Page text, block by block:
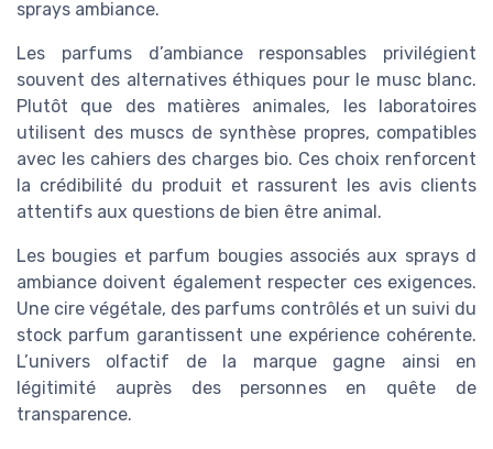
sprays ambiance.
Les parfums d’ambiance responsables privilégient
souvent des alternatives éthiques pour le musc blanc.
Plutôt que des matières animales, les laboratoires
utilisent des muscs de synthèse propres, compatibles
avec les cahiers des charges bio. Ces choix renforcent
la crédibilité du produit et rassurent les avis clients
attentifs aux questions de bien être animal.
Les bougies et parfum bougies associés aux sprays d
ambiance doivent également respecter ces exigences.
Une cire végétale, des parfums contrôlés et un suivi du
stock parfum garantissent une expérience cohérente.
L’univers olfactif de la marque gagne ainsi en
légitimité auprès des personnes en quête de
transparence.